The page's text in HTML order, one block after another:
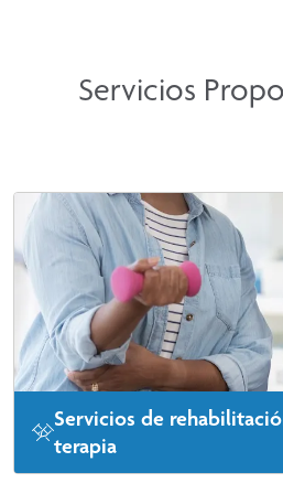
Servicios
Servicios de
terapia